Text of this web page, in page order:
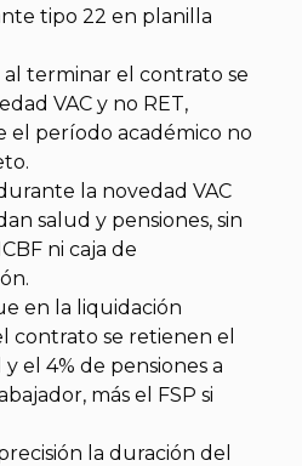
tipo 22 en planilla
al terminar el contrato se
VAC y no RET,
el período académico no
la novedad VAC
salud y pensiones, sin
ni caja de
en la liquidación
contrato se retienen el
el 4% de pensiones a
más el FSP si
la duración del